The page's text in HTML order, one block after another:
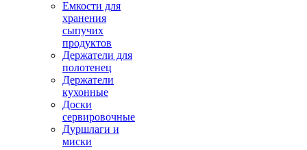
Емкости для
хранения
сыпучих
продуктов
Держатели для
полотенец
Держатели
кухонные
Доски
сервировочные
Дуршлаги и
миски